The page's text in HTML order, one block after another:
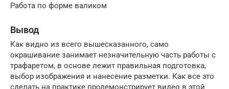
Работа по форме валиком
Вывод
Как видно из всего вышесказанного, само
окрашивание занимает незначительную часть работы с
трафаретом, в основе лежит правильная подготовка,
выбор изображения и нанесение разметки. Как все это
сделать на практике продемонстрирует видео в этой